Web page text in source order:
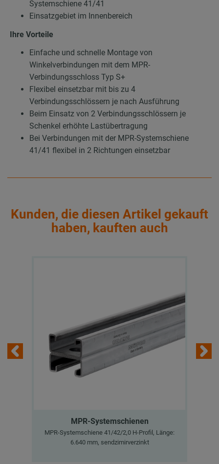
Systemschiene 41/41
Einsatzgebiet im Innenbereich
Ihre Vorteile
Einfache und schnelle Montage von
Winkelverbindungen mit dem MPR-
Verbindungsschloss Typ S+
Flexibel einsetzbar mit bis zu 4
Verbindungsschlössern je nach Ausführung
Beim Einsatz von 2 Verbindungsschlössern je
Schenkel erhöhte Lastübertragung
Bei Verbindungen mit der MPR-Systemschiene
41/41 flexibel in 2 Richtungen einsetzbar
Kunden, die diesen Artikel gekauft
haben, kauften auch
MPR-Systemschienen
MPR-Systemschiene 41/42/2,0 H-Profil, Länge:
6.640 mm, sendzimirverzinkt